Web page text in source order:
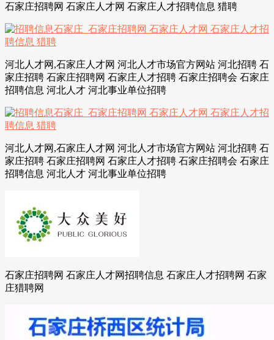
石家庄招聘网 石家庄人才网 石家庄人才招聘信息 猎聘
河北人才网,石家庄人才网 河北人才市场官方网站 河北招聘 石
家庄招聘 石家庄招聘网 石家庄人才招聘 石家庄招聘会 石家庄
招聘信息 河北人才 河北事业单位招聘
河北人才网,石家庄人才网 河北人才市场官方网站 河北招聘 石
家庄招聘 石家庄招聘网 石家庄人才招聘 石家庄招聘会 石家庄
招聘信息 河北人才 河北事业单位招聘
石家庄招聘网 石家庄人才网招聘信息 石家庄人才招聘网 石家
庄猎聘网